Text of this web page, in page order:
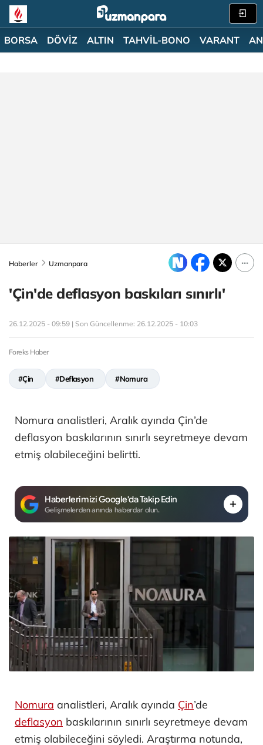
BORSA DÖVİZ ALTIN TAHVİL-BONO VARANT
Haberler Uzmanpara
'Çin'de deflasyon baskıları sınırlı'
26.12.2025 - 09:59 | Son Güncellenme: 26.12.2025 - 10:03
Foreks Haber
#Çin #Deflasyon #Nomura
Nomura analistleri, Aralık ayında Çin’de
deflasyon baskılarının sınırlı seyretmeye devam
etmiş olabileceğini belirtti.
Haberlerimizi Google'da Takip Edin
Gelişmelerden anında haberdar olun.
Nomura analistleri, Aralık ayında Çin’de
deflasyon baskılarının sınırlı seyretmeye devam
etmiş olabileceğini söyledi. Araştırma notunda,